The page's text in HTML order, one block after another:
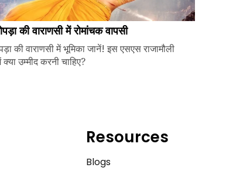
की वाराणसी में रोमांचक वापसी
की वाराणसी में भूमिका जानें! इस एसएस राजामौली
उम्मीद करनी चाहिए?
Resources
Blogs